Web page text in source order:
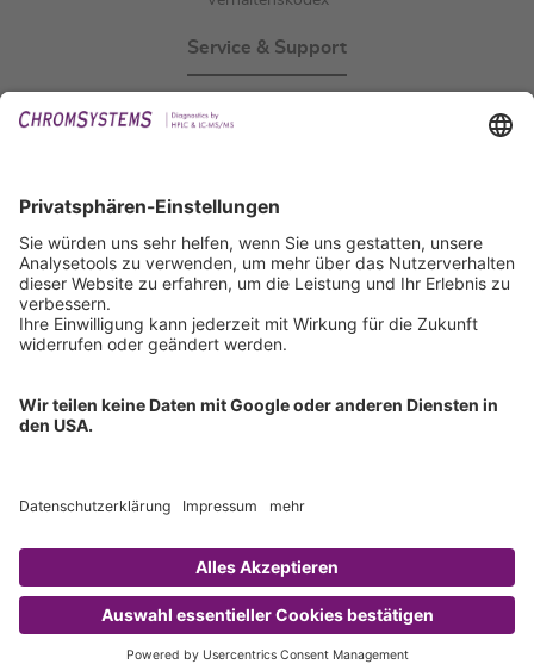
Service & Support
IFU anfordern
Zertifizierungen
ISO 9001 Zertifikat
Copyright © 2026 Chromsystems Instruments & Chemicals GmbH.